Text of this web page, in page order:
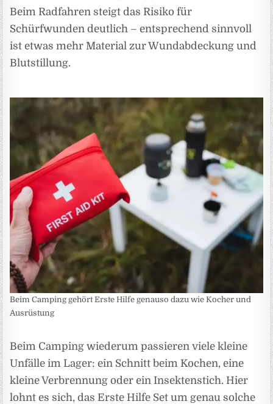
Beim Radfahren steigt das Risiko für
Schürfwunden deutlich – entsprechend sinnvoll
ist etwas mehr Material zur Wundabdeckung und
Blutstillung.
Beim Camping gehört Erste Hilfe genauso dazu wie Kocher und
Ausrüstung
Beim Camping wiederum passieren viele kleine
Unfälle im Lager: ein Schnitt beim Kochen, eine
kleine Verbrennung oder ein Insektenstich. Hier
lohnt es sich, das Erste Hilfe Set um genau solche